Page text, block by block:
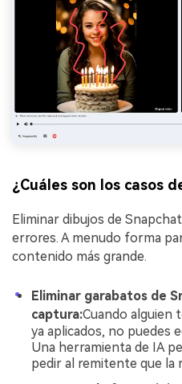
¿Cuáles son los casos
Eliminar dibujos de
errores. A menudo forma
contenido más grande.
Eliminar garabatos de
captura:Cuando alguien
ya aplicados, no puedes
Una herramienta de IA
pedir al remitente que la